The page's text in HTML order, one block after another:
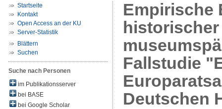
Startseite
Kontakt
Open Access an der KU
Server-Statistik
Blättern
Suchen
Suche nach Personen
im Publikationsserver
bei BASE
bei Google Scholar
Empirische
Fallstudie
Deutschen